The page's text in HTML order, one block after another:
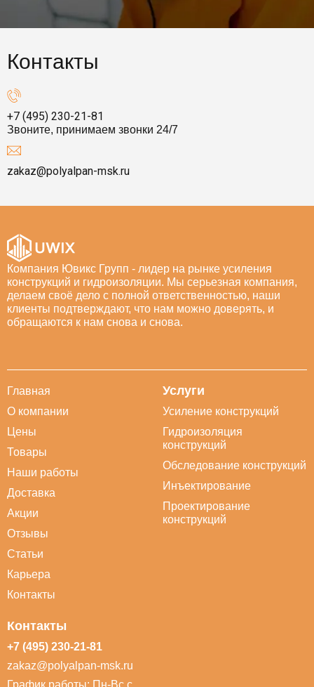
Контакты
+7 (495) 230-21-81
Звоните, принимаем звонки 24/7
zakaz@polyalpan-msk.ru
Компания Ювикс Групп - лидер на рынке усиления
конструкций и гидроизоляции. Мы серьезная компания,
делаем своё дело с полной ответственностью, наши
клиенты подтверждают, что нам можно доверять, и
обращаются к нам снова и снова.
Главная
О компании
Цены
Товары
Наши работы
Доставка
Акции
Отзывы
Статьи
Карьера
Контакты
Услуги
Усиление конструкций
Гидроизоляция
конструкций
Обследование конструкций
Инъектирование
Проектирование
конструкций
Контакты
+7 (495) 230-21-81
zakaz@polyalpan-msk.ru
График работы: Пн-Вс с